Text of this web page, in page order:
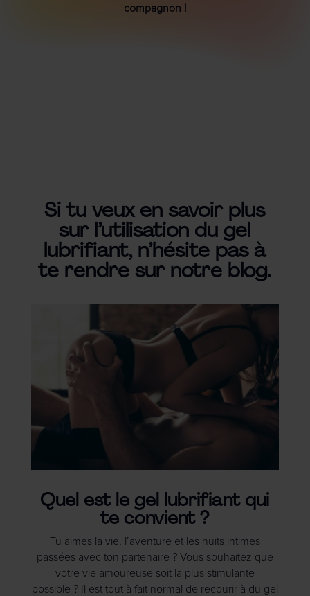
compagnon !
Si tu veux en savoir plus
sur l’utilisation du gel
lubrifiant, n’hésite pas à
te rendre sur notre blog.
Quel est le gel lubrifiant qui
te convient ?
Tu aimes la vie, l’aventure et les nuits intimes
passées avec ton partenaire ? Vous souhaitez que
votre vie amoureuse soit la plus stimulante
possible ? Il est tout à fait normal de recourir à du gel